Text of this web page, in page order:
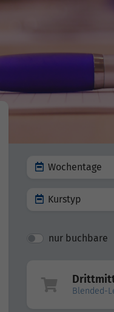
Wochentage
Kurstyp
nur buchbare
Blended-